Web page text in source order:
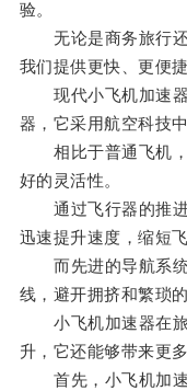
验。
无论是商务旅行还
我们提供更快、更便
现代小飞机加速器
器，它采用航空科技
相比于普通飞机，
好的灵活性。
通过飞行器的推进
迅速提升速度，缩短飞
而先进的导航系统
线，避开拥挤和繁琐
小飞机加速器在旅
升，它还能够带来更
首先，小飞机加速